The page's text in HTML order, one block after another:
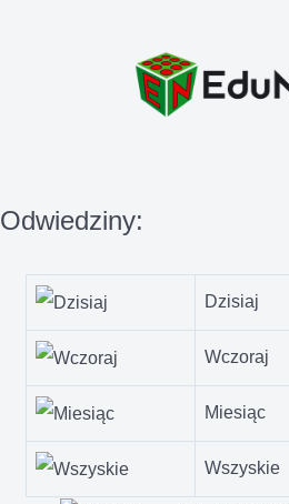
Odwiedziny:
Dzisiaj
Wczoraj
Miesiąc
Wszyskie